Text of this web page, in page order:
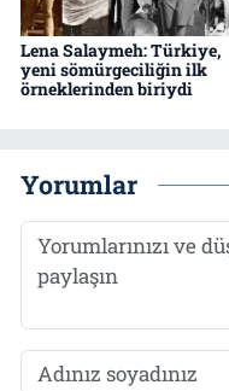
Lena Salaymeh: Türkiye,
yeni sömürgeciliğin ilk
örneklerinden biriydi
Yorumlar